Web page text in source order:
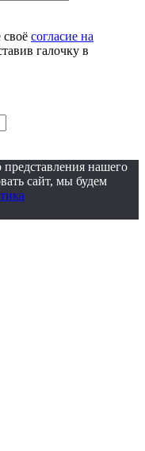
согласие на
галочку в
нашего
сайт, мы будем